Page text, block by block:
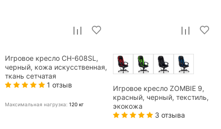
Игровое кресло CH-608SL,
черный, кожа искусственная,
ткань сетчатая
1 отзыв
Максимальная нагрузка: 120 кг
Игровое кресло ZOMBIE 9,
красный, черный, текстиль,
экокожа
3 отзыва